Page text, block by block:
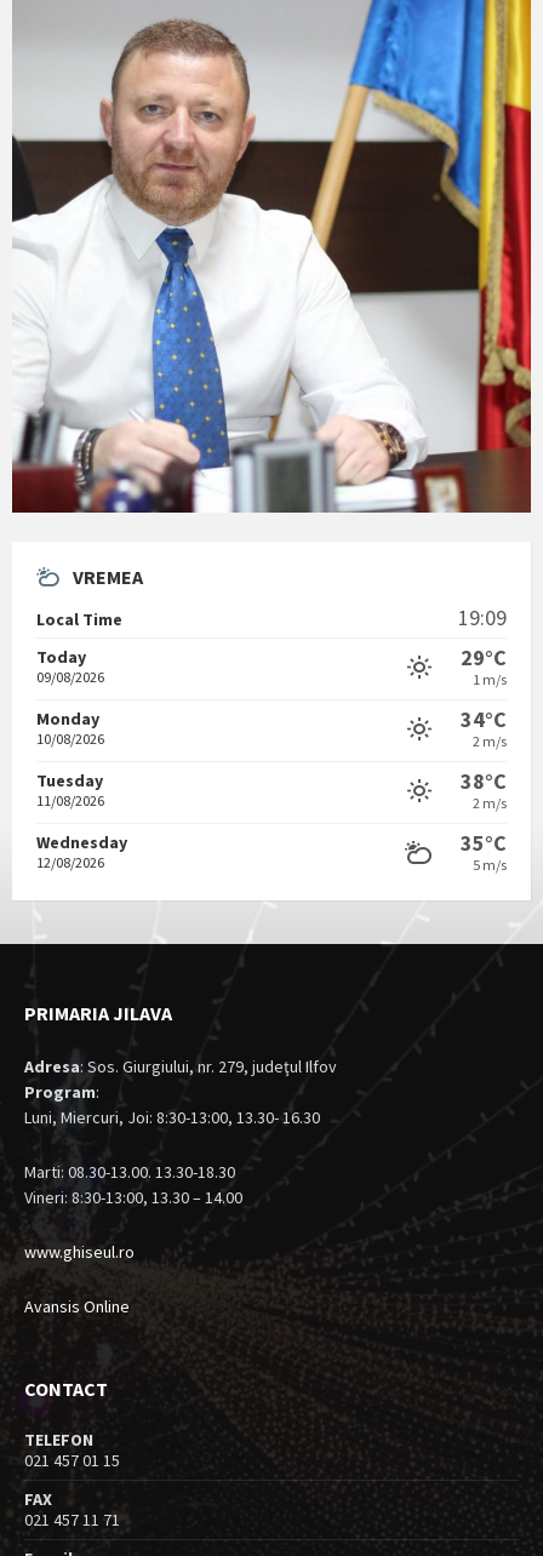
VREMEA
Local Time 19:09
Today
09/08/2026
29°C
1 m/s
Monday
10/08/2026
34°C
2 m/s
Tuesday
11/08/2026
38°C
2 m/s
Wednesday
12/08/2026
35°C
5 m/s
PRIMARIA JILAVA
Adresa: Sos. Giurgiului, nr. 279, judeţul Ilfov
Program:
Luni, Miercuri, Joi: 8:30-13:00, 13.30- 16.30
Marti: 08.30-13.00. 13.30-18.30
Vineri: 8:30-13:00, 13.30 – 14.00
www.ghiseul.ro
Avansis Online
CONTACT
TELEFON
021 457 01 15
FAX
021 457 11 71